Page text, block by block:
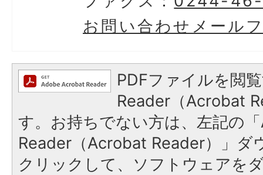
お問い合わせメール
PDFファイルを閲
Reader（Acrobat
す。お持ちでない方は、左記の
Reader（Acrobat Reader）」ダ
クリックして、ソフトウェアを